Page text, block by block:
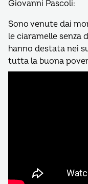
Giovanni Pascoli:
Sono venute dai
le ciaramelle senza
hanno destata nei
tutta la buona